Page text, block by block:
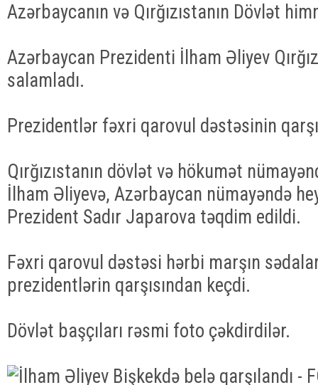
Azərbaycanın və Qırğızıstanın Dövlət
Azərbaycan Prezidenti İlham Əliyev
salamladı.
Prezidentlər fəxri qarovul dəstəsinin
Qırğızıstanın dövlət və hökumət
İlham Əliyevə, Azərbaycan nümayəndə
Prezident Sadır Japarova təqdim edildi.
Fəxri qarovul dəstəsi hərbi marşın
prezidentlərin qarşısından keçdi.
Dövlət başçıları rəsmi foto çəkdirdilər.